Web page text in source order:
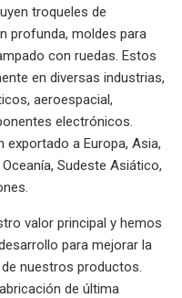
troqueles de
profunda, moldes para
con ruedas. Estos
en diversas industrias,
aeroespacial,
electrónicos.
a Europa, Asia,
Sudeste Asiático,
valor principal y hemos
para mejorar la
nuestros productos.
de última